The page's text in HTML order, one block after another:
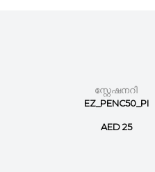
സ്റ്റേഷനറി
EZ_PENC50_PI
AED 25